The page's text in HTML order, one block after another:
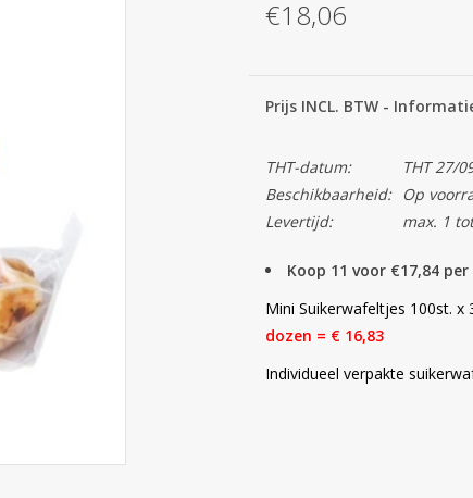
€18,06
Prijs INCL. BTW -
THT-datum:
THT 27/
Beschikbaarheid:
Op
Levertijd:
max. 1
Koop 11 voor €17,84
Mini Suikerwafeltjes 100st. x
dozen = € 16,83
Individueel verpakte